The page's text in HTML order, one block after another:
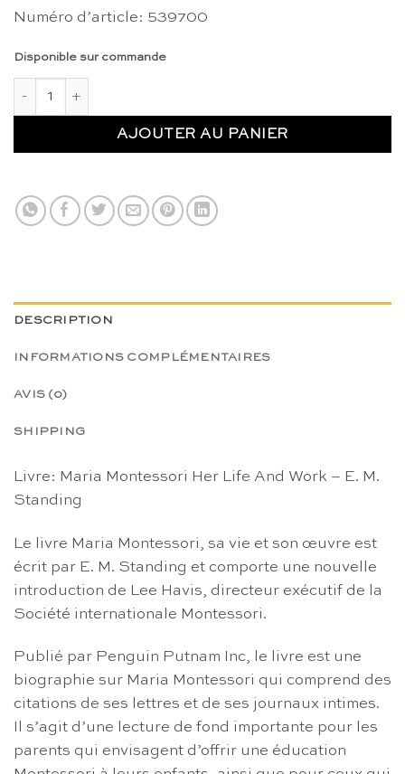
Numéro d’article: 539700
Disponible sur commande
AJOUTER AU PANIER
DESCRIPTION
INFORMATIONS COMPLÉMENTAIRES
AVIS (0)
SHIPPING
Livre: Maria Montessori Her Life And Work – E. M.
Standing
Le livre Maria Montessori, sa vie et son œuvre est
écrit par E. M. Standing et comporte une nouvelle
introduction de Lee Havis, directeur exécutif de la
Société internationale Montessori.
Publié par Penguin Putnam Inc, le livre est une
biographie sur Maria Montessori qui comprend des
citations de ses lettres et de ses journaux intimes.
Il s’agit d’une lecture de fond importante pour les
parents qui envisagent d’offrir une éducation